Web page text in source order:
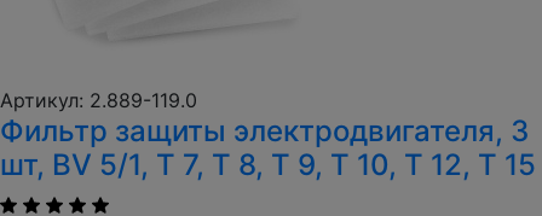
Артикул: 2.889-119.0
Фильтр защиты электродвигателя, 3
шт, BV 5/1, T 7, T 8, T 9, T 10, T 12, T 15